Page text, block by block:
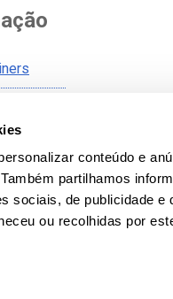
conteúdo e
partilhamos
sociais, de publicidade
ou recolhidas por
envio
gerais
privacidade
de Lecom Projects